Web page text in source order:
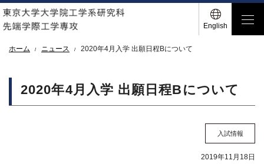
English
ホーム ニュース 2020年4月入学 出願日程Bについて
2020年4月入学 出願日程Bについて
入試情報
2019年11月18日